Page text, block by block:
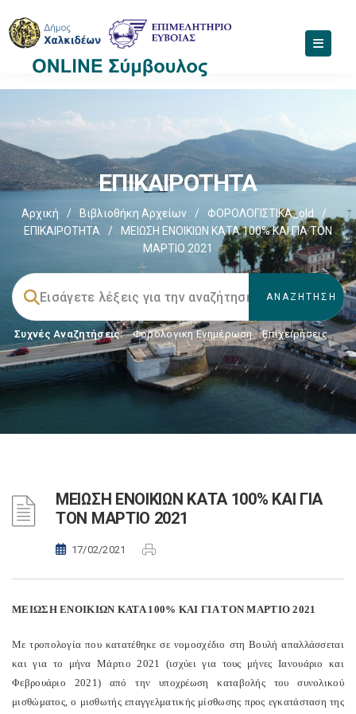
ΕΠΙΚΑΙΡΟΤΗΤΑ
Αρχική / Βιβλιοθήκη Αρχείων / ΦΟΡΟΛΟΓΙΣΤΙΚΑ_old
/
ΕΠΙΚΑΙΡΟΤΗΤΑ
/
ΜΕΙΩΣΗ ΕΝΟΙΚΙΩΝ ΚΑΤΑ 100% ΚΑΙ ΓΙΑ ΤΟΝ
ΜΑΡΤΙΟ 2021
Συχνές Αναζητήσεις: Φορολογικη Ενημέρωση, Επιχειρήσεις
ΜΕΙΩΣΗ ΕΝΟΙΚΙΩΝ ΚΑΤΑ 100% ΚΑΙ ΓΙΑ
ΤΟΝ ΜΑΡΤΙΟ 2021
17/02/2021
ΜΕΙΩΣΗ ΕΝΟΙΚΙΩΝ ΚΑΤΑ 100% ΚΑΙ ΓΙΑ ΤΟΝ ΜΑΡΤΙΟ 2021
Με τροπολογία που κατατέθηκε σε νομοσχέδιο στη Βουλή απαλλάσσεται
και για το μήνα Μάρτιο 2021 (ισχύει για τους μήνες Ιανουάριο και
Φεβρουάριο 2021) από την υποχρέωση καταβολής του συνολικού
μισθώματος, ο μισθωτής επαγγελματικής μίσθωσης προς εγκατάσταση της